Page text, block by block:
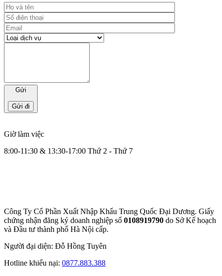
Gửi
Giờ làm việc
8:00-11:30 & 13:30-17:00 Thứ 2 - Thứ 7
Công Ty Cổ Phần Xuất Nhập Khẩu Trung Quốc Đại Dương. Giấy
chứng nhận đăng ký doanh nghiệp số 0108919790 do SởKế hoạch
và Đầu tư thành phố Hà Nội cấp.
Người đại diện: Đỗ Hồng Tuyên
Hotline khiếu nại: 0877.883.388